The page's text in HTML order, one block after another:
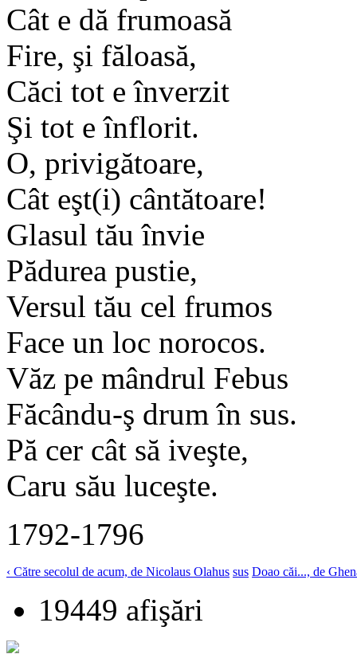
Cât e dă frumoasă
Fire, şi făloasă,
Căci tot e înverzit
Şi tot e înflorit.
O, privigătoare,
Cât eşt(i) cântătoare!
Glasul tău învie
Pădurea pustie,
Versul tău cel frumos
Face un loc norocos.
Văz pe mândrul Febus
Făcându-ş drum în sus.
Pă cer cât să iveşte,
Caru său luceşte.
1792-1796
‹ Către secolul de acum, de Nicolaus Olahus sus Doao căi..., de
19449 afişări